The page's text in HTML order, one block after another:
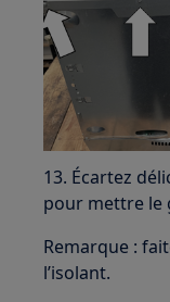
13. Écartez
pour mettre le
Remarque :
l’isolant.